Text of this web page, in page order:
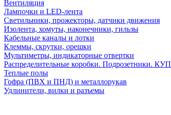
Вентиляция
Лампочки и LED-лента
Светильники, прожекторы, датчики движения
Изолента, хомуты, наконечники, гильзы
Кабельные каналы и лотки
Клеммы, скрутки, орешки
Мультиметры, индикаторные отвертки
Распределительные коробки. Подрозетники. КУП
Теплые полы
Гофра (ПВХ и ПНД) и металлорукав
Удлинители, вилки и разъемы